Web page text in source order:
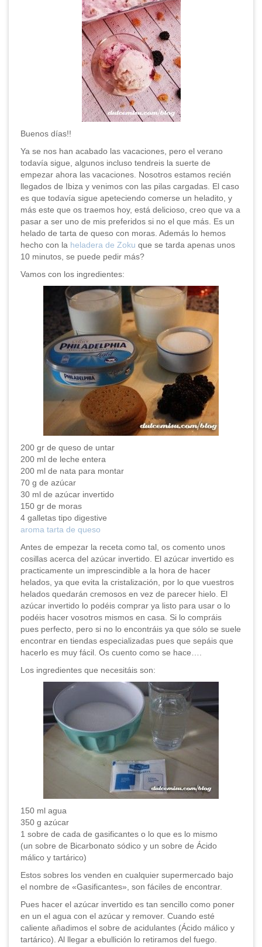
Buenos días!!
Ya se nos han acabado las vacaciones, pero el verano
todavía sigue, algunos incluso tendreis la suerte de
empezar ahora las vacaciones. Nosotros estamos recién
llegados de Ibiza y venimos con las pilas cargadas. El caso
es que todavía sigue apeteciendo comerse un heladito, y
más este que os traemos hoy, está delicioso, creo que va a
pasar a ser uno de mis preferidos si no el que más. Es un
helado de tarta de queso con moras. Además lo hemos
hecho con la heladera de Zoku que se tarda apenas unos
10 minutos, se puede pedir más?
Vamos con los ingredientes:
200 gr de queso de untar
200 ml de leche entera
200 ml de nata para montar
70 g de azúcar
30 ml de azúcar invertido
150 gr de moras
4 galletas tipo digestive
aroma tarta de queso
Antes de empezar la receta como tal, os comento unos
cosillas acerca del azúcar invertido. El azúcar invertido es
practicamente un imprescindible a la hora de hacer
helados, ya que evita la cristalización, por lo que vuestros
helados quedarán cremosos en vez de parecer hielo. El
azúcar invertido lo podéis comprar ya listo para usar o lo
podéis hacer vosotros mismos en casa. Si lo compráis
pues perfecto, pero si no lo encontráis ya que sólo se suele
encontrar en tiendas especializadas pues que sepáis que
hacerlo es muy fácil. Os cuento como se hace….
Los ingredientes que necesitáis son:
150 ml agua
350 g azúcar
1 sobre de cada de gasificantes o lo que es lo mismo
(un sobre de Bicarbonato sódico y un sobre de Ácido
málico y tartárico)
Estos sobres los venden en cualquier supermercado bajo
el nombre de «Gasificantes», son fáciles de encontrar.
Pues hacer el azúcar invertido es tan sencillo como poner
en un el agua con el azúcar y remover. Cuando esté
caliente añadimos el sobre de acidulantes (Ácido málico y
tartárico). Al llegar a ebullición lo retiramos del fuego.